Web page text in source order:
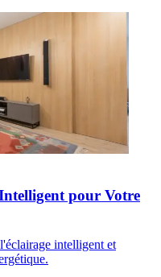
pour Votre
intelligent et